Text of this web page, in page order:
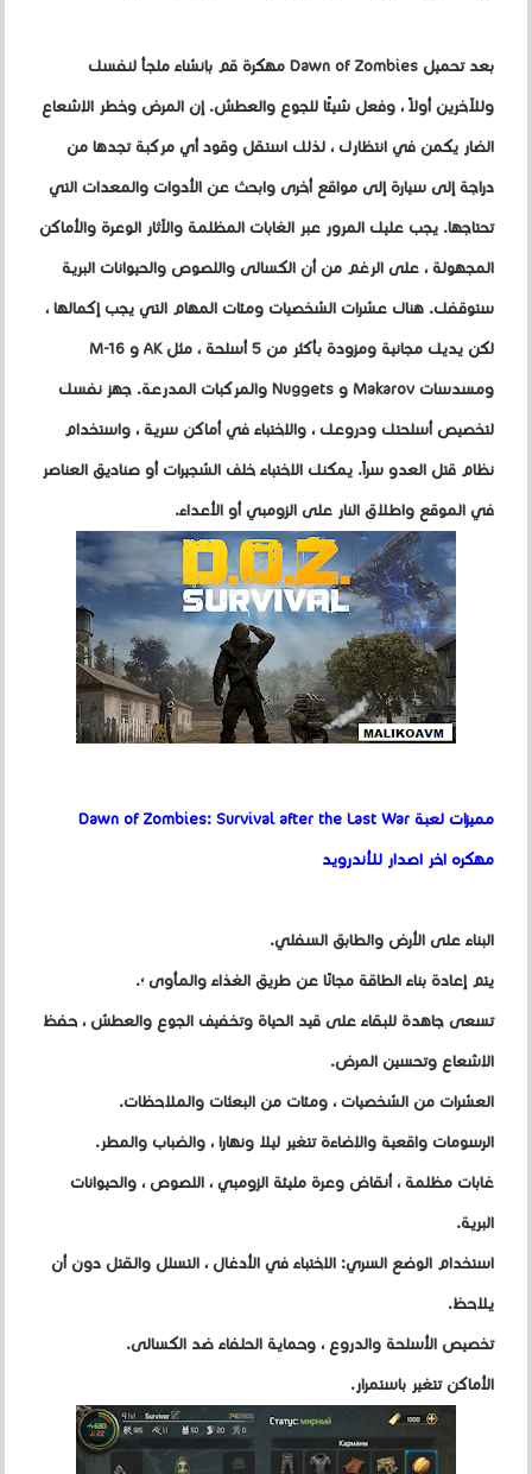
بعد تحميل Dawn of Zombies مهكرة قم بإنشاء ملجأ لنفسك
وللآخرين أولاً ، وفعل شيئًا للجوع والعطش. إن المرض وخطر الإشعاع
الضار يكمن في انتظارك ، لذلك استقل وقود أي مركبة تجدها من
دراجة إلى سيارة إلى مواقع أخرى وابحث عن الأدوات والمعدات التي
تحتاجها. يجب عليك المرور عبر الغابات المظلمة والآثار الوعرة والأماكن
المجهولة ، على الرغم من أن الكسالى واللصوص والحيوانات البرية
ستوقفك. هناك عشرات الشخصيات ومئات المهام التي يجب إكمالها ،
لكن يديك مجانية ومزودة بأكثر من 5 أسلحة ، مثل AK و M-16
ومسدسات Makarov و Nuggets والمركبات المدرعة. جهز نفسك
لتخصيص أسلحتك ودروعك ، والاختباء في أماكن سرية ، واستخدام
نظام قتل العدو سراً. يمكنك الاختباء خلف الشجيرات أو صناديق العناصر
في الموقع واطلاق النار على الزومبي أو الأعداء.
مميزات لعبة Dawn of Zombies: Survival after the Last War
مهكره اخر اصدار للأندرويد
البناء على الأرض والطابق السفلي.
يتم إعادة بناء الطاقة مجانًا عن طريق الغذاء والمأوى ؛.
تسعى جاهدة للبقاء على قيد الحياة وتخفيف الجوع والعطش ، حفظ
الإشعاع وتحسين المرض.
العشرات من الشخصيات ، ومئات من البعثات والملاحظات.
الرسومات واقعية والإضاءة تتغير ليلا ونهارا ، والضباب والمطر.
غابات مظلمة ، أنقاض وعرة مليئة الزومبي ، اللصوص ، والحيوانات
البرية.
استخدام الوضع السري: الاختباء في الأدغال ، التسلل والقتل دون أن
يلاحظ.
تخصيص الأسلحة والدروع ، وحماية الحلفاء ضد الكسالى.
الأماكن تتغير باستمرار.